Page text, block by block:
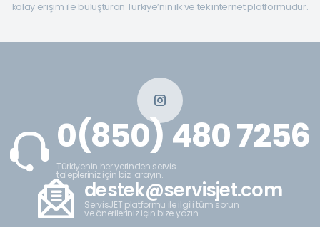
kolay erişim ile buluşturan Türkiye’nin ilk ve tek internet platformudur.
0(850) 480 7256
Türkiyenin her yerinden servis
talepleriniz için bizi arayın.
destek@servisjet.com
ServisJET platformu ile ilgili tüm sorun
ve önerileriniz için bize yazın.